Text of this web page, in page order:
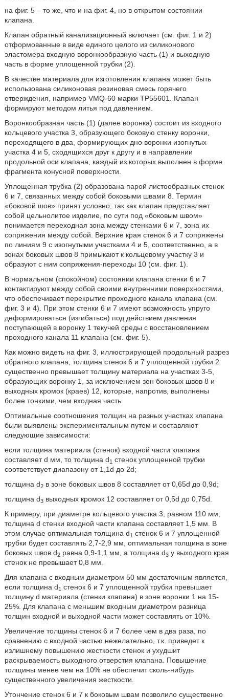
на фиг. 5 – то же, что и на фиг. 4, но в открытом состоянии
клапана.
Клапан обратный канализационный включает (см. фиг. 1 и 2)
отформованные в виде единого целого из силиконового
эластомера входную воронкообразную часть (1) и выходную
часть в форме уплощенной трубки (2).
В качестве материала для изготовления клапана может быть
использована силиконовая резиновая смесь горячего
отверждения, например VMQ-60 марки ТР55601. Клапан
формируют методом литья под давлением.
Воронкообразная часть (1) (далее воронка) состоит из входного
кольцевого участка 3, образующего боковую стенку воронки,
переходящего в два, формирующих дно воронки изогнутых
участка 4 и 5, сходящихся друг к другу и в направлении
продольной оси клапана, каждый из которых выполнен в форме
фрагмента конусной поверхности.
Уплощенная трубка (2) образована парой листообразных стенок
6 и 7, связанных между собой боковыми швами 8. Термин
«боковой шов» принят условно, так как клапан представляет
собой цельнолитое изделие, по сути под «боковым швом»
понимается переходная зона между стенками 6 и 7, зона их
сопряжения между собой. Верхние края стенок 6 и 7 сопряжены
по линиям 9 с изогнутыми участками 4 и 5, соответственно, а в
зонах боковых швов 8 примыкают к кольцевому участку 3 и
образуют с ним сопряжения-переходы 10 (см. фиг. 1).
В нормальном (спокойном) состоянии клапана стенки 6 и 7
контактируют между собой своими внутренними поверхностями,
что обеспечивает перекрытие проходного канала клапана (см.
фиг. 3 и 4). При этом стенки 6 и 7 имеют возможность упруго
деформироваться (изгибаться) под действием давления
поступающей в воронку 1 текучей среды с восстановлением
проходного канала 11 клапана (см. фиг. 5).
Как можно видеть на фиг. 3, иллюстрирующей продольный разрез
обратного клапана, толщина стенок 6 и 7 уплощенной трубки 2
существенно превышает толщину материала на участках 3-5,
образующих воронку 1, за исключением зон боковых швов 8 и
выходных кромок (краев) 12, которые, напротив, выполнены
более тонкими, чем входная часть.
Оптимальные соотношения толщин на разных участках клапана
были выявлены экспериментальным путем и составляют
следующие зависимости:
если толщина материала (стенок) входной части клапана
составляет d мм, то толщина d1 стенок уплощенной трубки
соответствует диапазону от 1,1d до 2d;
толщина d2в зоне боковых швов 8 составляет от 0,65d до 0,9d;
толщина d3выходных кромок 12 составляет от 0,5d до 0,75d.
К примеру, при диаметре кольцевого участка 3, равном 110 мм,
толщина d стенки входной части клапана составляет 1,5 мм. В
этом случае оптимальная толщина d1 стенок 6 и 7 уплощенной
трубки будет составлять 2,7-2,9 мм, оптимальная толщина в зоне
боковых швов d2равна 0,9-1,1 мм, а толщина d3у выходного края
стенок не превышает 0,8 мм.
Для клапана с входным диаметром 50 мм достаточным является,
если толщина d1 стенок 6 и 7 уплощенной трубки превышает
толщину d материала (стенки клапана) в зоне воронки 1 на 15-
25%. Для клапана с меньшим входным диаметром разница
толщин входной и выходной части может составлять от 10%.
Увеличение толщины стенок 6 и 7 более чем в два раза, по
сравнению с входной частью нежелательно, т.к. приведет к
излишнему повышению жесткости стенок и ухудшит
раскрываемость выходного отверстия клапана. Повышение
толщины менее чем на 10% не обеспечит сколь-нибудь
существенного увеличения жесткости.
Утончение стенок 6 и 7 к боковым швам позволило существенно